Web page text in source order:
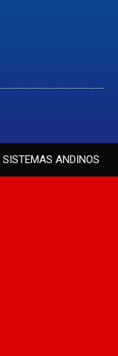
SISTEMAS ANDINOS